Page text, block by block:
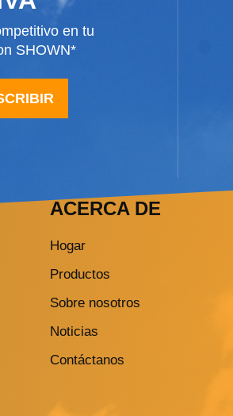
en tu
SHOWN*
ACERCA DE
Hogar
Productos
Sobre nosotros
Noticias
Contáctanos